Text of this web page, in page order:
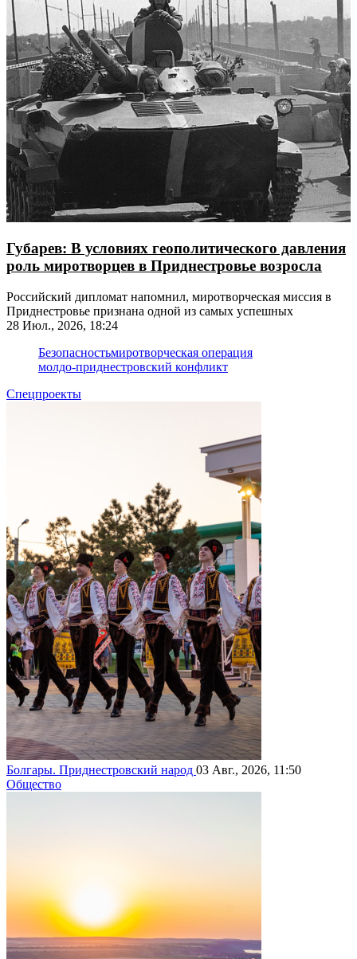
Губарев: В условиях геополитического давления
роль миротворцев в Приднестровье возросла
Российский дипломат напомнил, миротворческая миссия в
Приднестровье признана одной из самых успешных
28 Июл., 2026, 18:24
Безопасностьмиротворческая операция
молдо-приднестровский конфликт
Спецпроекты
Болгары. Приднестровский народ 03 Авг., 2026, 11:50
Общество